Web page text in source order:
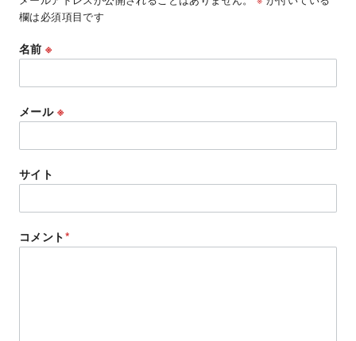
欄は必須項目です
名前※
メール ※
サイト
コメント*